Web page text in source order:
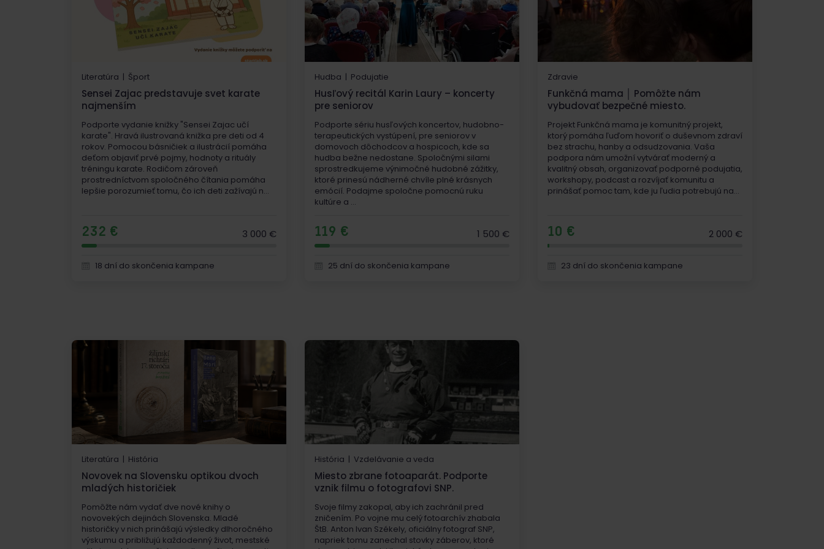
Literatúra | Šport
Sensei Zajac predstavuje svet karate
najmenším
Podporte vydanie knižky "Sensei Zajac učí
karate". Hravá ilustrovaná knižka pre deti od 4
rokov. Pomocou básničiek a ilustrácií pomáha
deťom objaviť prvé pojmy, hodnoty a rituály
tréningu karate. Rodičom zároveň
prostredníctvom spoločného čítania pomáha
lepšie porozumieť tomu, čo ich deti zažívajú n...
232 € 3 000 €
18 dní do skončenia kampane
Hudba | Podujatie
Husľový recitál Karin Laury – koncerty
pre seniorov
Podporte sériu husľových koncertov, hudobno-
terapeutických vystúpení, pre seniorov v
domovoch dôchodcov a hospicoch, kde sa
hudba bežne nedostane. Spoločnými silami
sprostredkujeme výnimočné hudobné zážitky,
ktoré prinesú nádherné chvíle plné krásnych
emócií. Podajme spoločne pomocnú ruku
kultúre a ...
119 € 1 500 €
25 dní do skončenia kampane
Zdravie
Funkčná mama │ Pomôžte nám
vybudovať bezpečné miesto.
Projekt Funkčná mama je komunitný projekt,
ktorý pomáha ľuďom hovoriť o duševnom zdraví
bez strachu, hanby a odsudzovania. Vaša
podpora nám umožní vytvárať moderný a
kvalitný obsah, organizovať podporné podujatia,
workshopy, podcast a rozvíjať komunitu a
prinášať pomoc tam, kde ju ľudia potrebujú na...
10 € 2 000 €
23 dní do skončenia kampane
Literatúra | História
Novovek na Slovensku optikou dvoch
mladých historičiek
Pomôžte nám vydať dve nové knihy o
novovekých dejinách Slovenska. Mladé
historičky v nich prinášajú výsledky dlhoročného
výskumu a približujú každodenný život, mestské
História | Vzdelávanie a veda
Miesto zbrane fotoaparát. Podporte
vznik filmu o fotografovi SNP.
Svoje filmy zakopal, aby ich zachránil pred
zničením. Po vojne mu celý fotoarchív zhabala
ŠtB. Anton Ivan Székely, oficiálny fotograf SNP,
napriek tomu zanechal stovky záberov, ktoré